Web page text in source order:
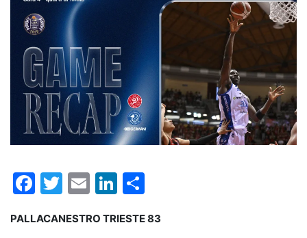
Facebook
Twitter
EmailLinkedIn
PALLACANESTRO TRIESTE 83